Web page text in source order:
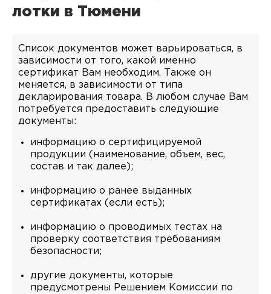
лотки в Тюмени
Список документов может варьироваться, в
зависимости от того, какой именно
сертификат Вам необходим. Также он
меняется, в зависимости от типа
декларирования товара. В любом случае Вам
потребуется предоставить следующие
документы:
информацию о сертифицируемой
продукции (наименование, объем, вес,
состав и так далее);
информацию о ранее выданных
сертификатах (если есть);
информацию о проводимых тестах на
проверку соответствия требованиям
безопасности;
другие документы, которые
предусмотрены Решением Комиссии по